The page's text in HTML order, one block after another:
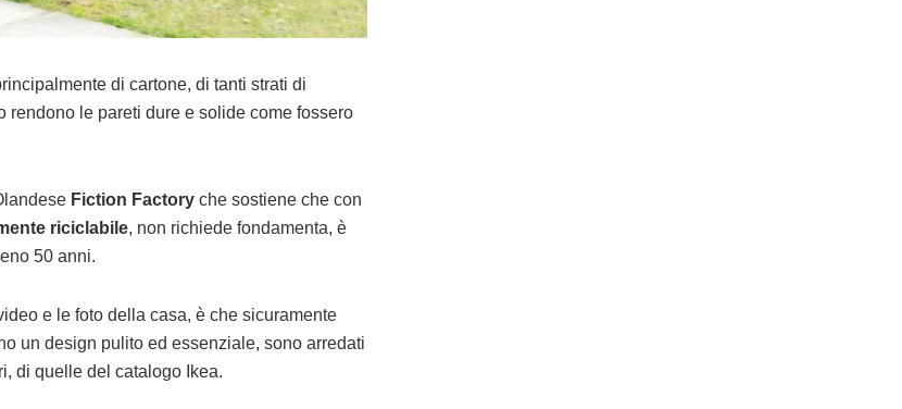
di cartone, di tanti strati di
rendono le pareti dure e solide come fossero
Fiction Factory che sostiene che con
riciclabile, non richiede fondamenta, è
50 anni.
e le foto della casa, è che sicuramente
un design pulito ed essenziale, sono arredati
di quelle del catalogo Ikea.